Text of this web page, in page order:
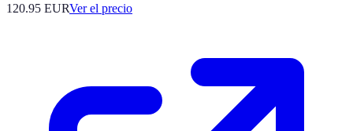
120.95 EURVer el precio